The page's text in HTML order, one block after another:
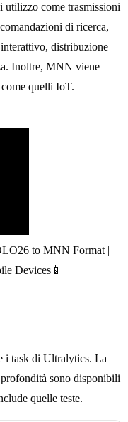
utilizzo come trasmissioni
di ricerca,
distribuzione
Inoltre, MNN viene
quelli IoT.
to MNN Format |
Devices📱
i task di Ultralytics. La
sono disponibili
quelle teste.